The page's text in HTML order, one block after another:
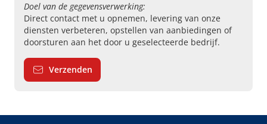
Doel van de gegevensverwerking:
Direct contact met u opnemen, levering van onze
diensten verbeteren, opstellen van aanbiedingen of
doorsturen aan het door u geselecteerde bedrijf.
Verzenden